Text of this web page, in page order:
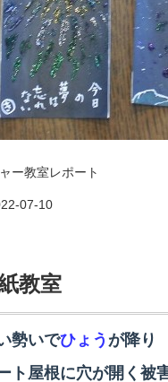
ー教室レポート
07-10
教室
勢いでひょう が降り
ト屋根に穴が開く被